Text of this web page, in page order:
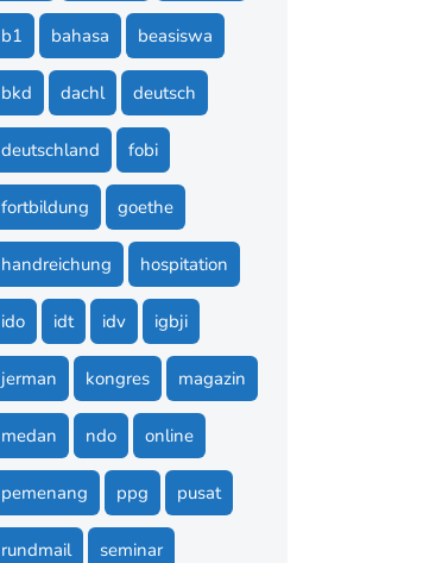
b1 bahasa beasiswa
bkd dachl deutsch
deutschland fobi
fortbildung goethe
handreichung hospitation
ido idt idv igbji
jerman kongres magazin
medan ndo online
pemenang ppg pusat
rundmail seminar